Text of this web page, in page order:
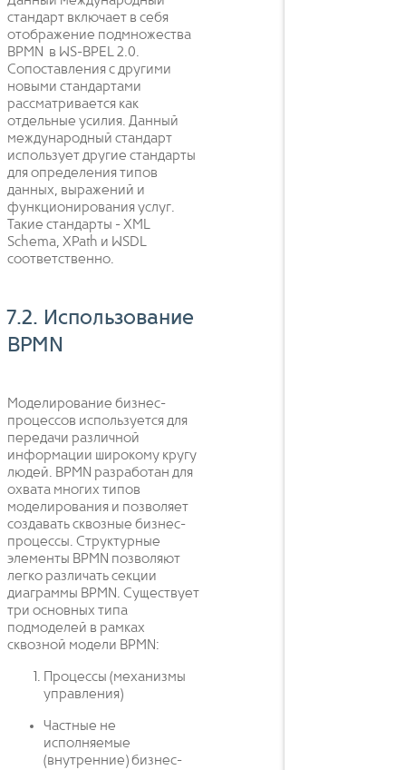
стандарт включает в себя
отображение подмножества
BPMN в WS-BPEL 2.0.
Сопоставления с другими
новыми стандартами
рассматривается как
отдельные усилия. Данный
международный стандарт
использует другие стандарты
для определения типов
данных, выражений и
функционирования услуг.
Такие стандарты - XML
Schema, XPath и WSDL
соответственно.
7.2. Использование
BPMN
Моделирование бизнес-
процессов используется для
передачи различной
информации широкому кругу
людей. BPMN разработан для
охвата многих типов
моделирования и позволяет
создавать сквозные бизнес-
процессы. Структурные
элементы BPMN позволяют
легко различать секции
диаграммы BPMN. Существует
три основных типа
подмоделей в рамках
сквозной модели BPMN:
Процессы (механизмы
управления)
Частные не
исполняемые
(внутренние) бизнес-